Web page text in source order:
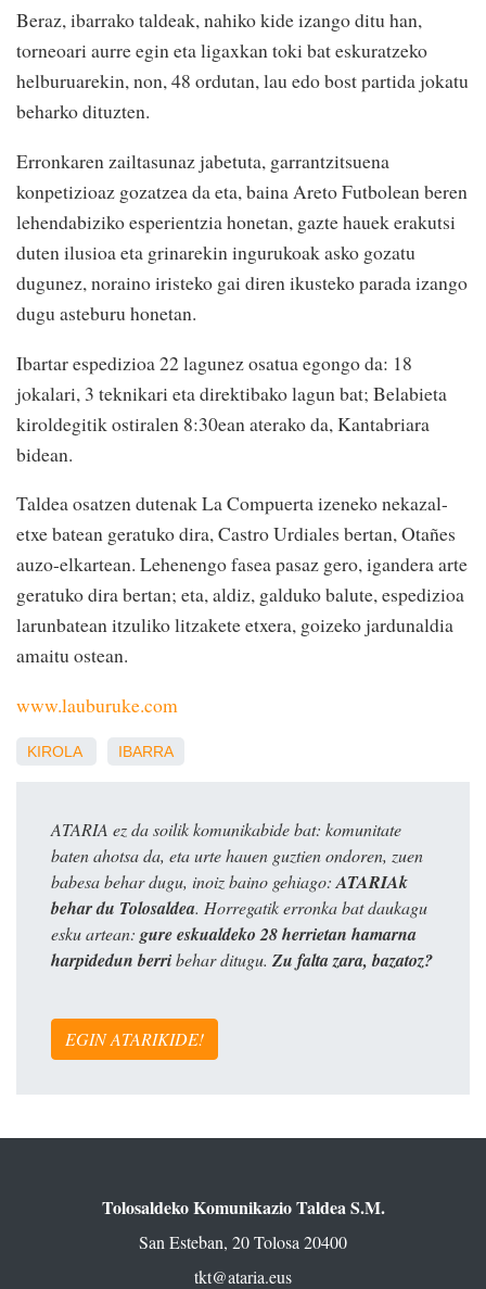
Beraz, ibarrako taldeak, nahiko kide izango ditu han,
torneoari aurre egin eta ligaxkan toki bat eskuratzeko
helburuarekin, non, 48 ordutan, lau edo bost partida jokatu
beharko dituzten.
Erronkaren zailtasunaz jabetuta, garrantzitsuena
konpetizioaz gozatzea da eta, baina Areto Futbolean beren
lehendabiziko esperientzia honetan, gazte hauek erakutsi
duten ilusioa eta grinarekin ingurukoak asko gozatu
dugunez, noraino iristeko gai diren ikusteko parada izango
dugu asteburu honetan.
Ibartar espedizioa 22 lagunez osatua egongo da: 18
jokalari, 3 teknikari eta direktibako lagun bat; Belabieta
kiroldegitik ostiralen 8:30ean aterako da, Kantabriara
bidean.
Taldea osatzen dutenak La Compuerta izeneko nekazal-
etxe batean geratuko dira, Castro Urdiales bertan, Otañes
auzo-elkartean. Lehenengo fasea pasaz gero, igandera arte
geratuko dira bertan; eta, aldiz, galduko balute, espedizioa
larunbatean itzuliko litzakete etxera, goizeko jardunaldia
amaitu ostean.
www.lauburuke.com
KIROLA IBARRA
ATARIA ez da soilik komunikabide bat: komunitate
baten ahotsa da, eta urte hauen guztien ondoren, zuen
babesa behar dugu, inoiz baino gehiago:ATARIAk
behar du Tolosaldea. Horregatik erronka bat daukagu
esku artean: gure eskualdeko 28 herrietan hamarna
harpidedun berribehar ditugu. Zu falta zara, bazatoz?
EGIN ATARIKIDE!
Tolosaldeko Komunikazio Taldea S.M.
San Esteban, 20 Tolosa 20400
tkt@ataria.eus